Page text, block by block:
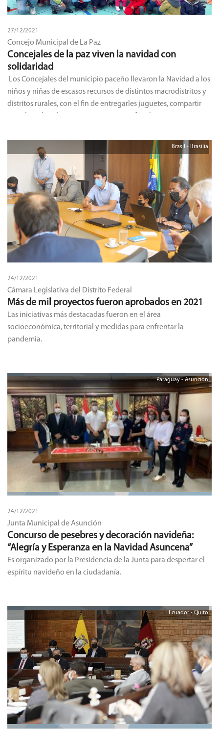
27/12/2021
Concejo Municipal de La Paz
Concejales de la paz viven la navidad con
solidaridad
Los Concejales del municipio paceño llevaron la Navidad a los
niños y niñas de escasos recursos de distintos macrodistritos y
distritos rurales, con el fin de entregarles juguetes, compartir
24/12/2021
Cámara Legislativa del Distrito Federal
Brasil - Brasilia
Más de mil proyectos fueron aprobados en 2021
Las iniciativas más destacadas fueron en el área
socioeconómica, territorial y medidas para enfrentar la
pandemia.
24/12/2021
Junta Municipal de Asunción
Paraguay - Asunción
Concurso de pesebres y decoración navideña:
“Alegría y Esperanza en la Navidad Asuncena”
Es organizado por la Presidencia de la Junta para despertar el
espíritu navideño en la ciudadanía.
Ecuador - Quito